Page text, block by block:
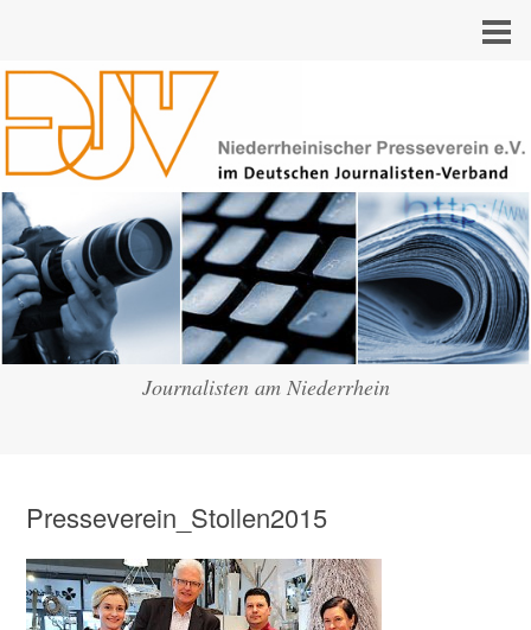
Journalisten am Niederrhein
Presseverein_Stollen2015